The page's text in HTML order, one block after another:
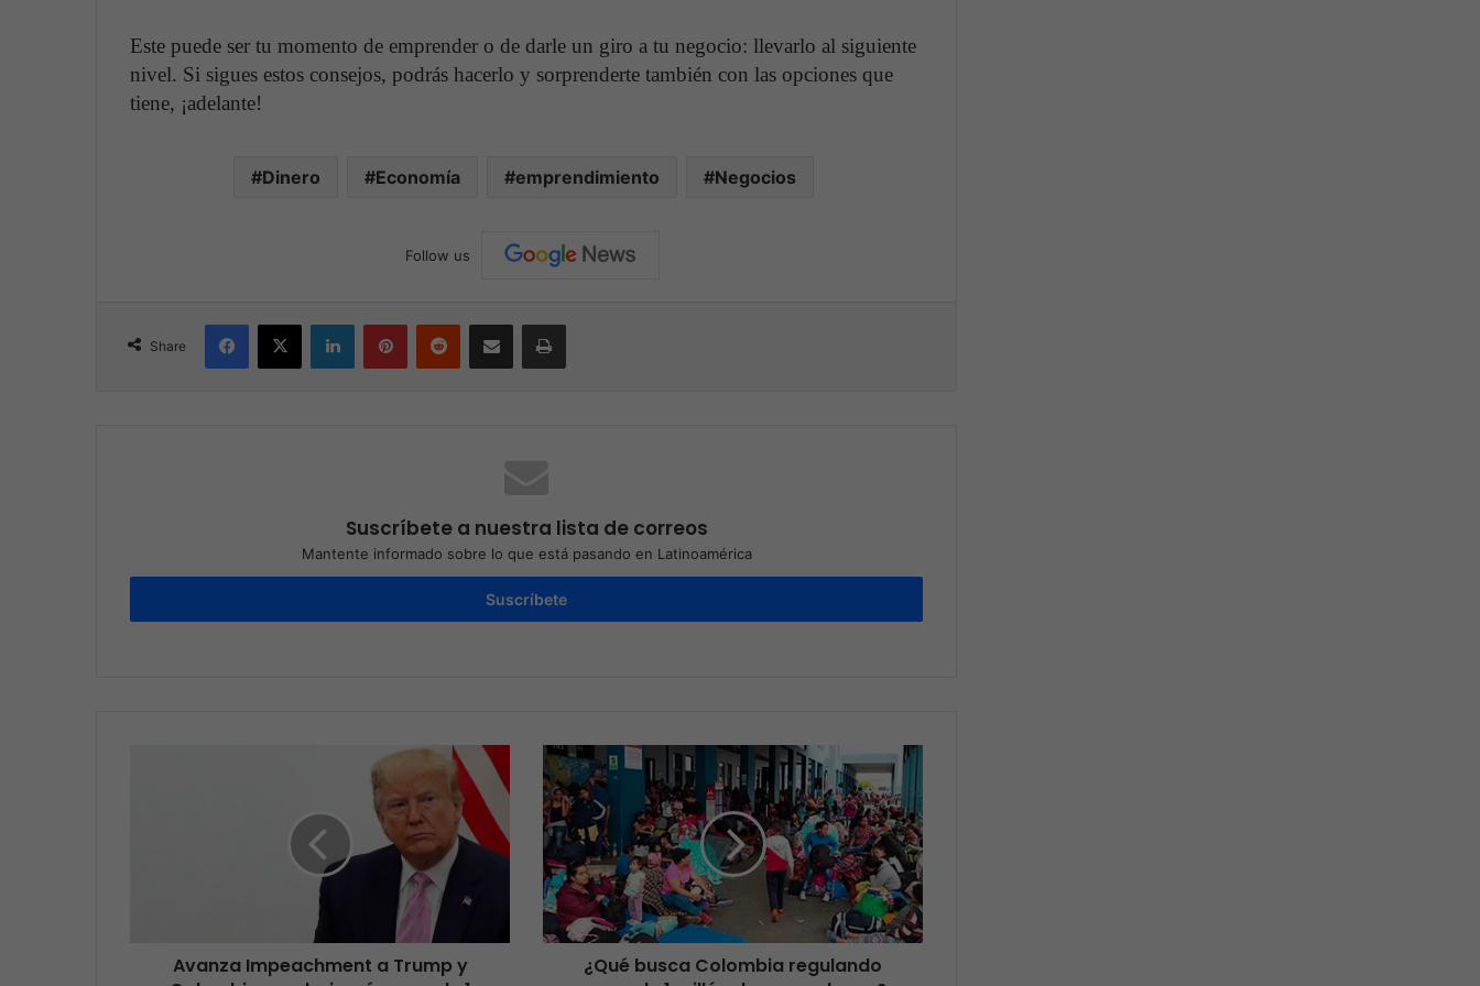
Este puede ser tu momento de emprender o de darle un giro a tu negocio: llevarlo al siguiente
nivel. Si sigues estos consejos, podrás hacerlo y sorprenderte también con las opciones que
tiene, ¡adelante!
Dinero Economía emprendimiento Negocios
Follow us
Share
Suscríbete a nuestra lista de correos
Mantente informado sobre lo que está pasando en Latinoamérica
Suscríbete
Avanza Impeachment a Trump y
¿Qué busca Colombia regulando